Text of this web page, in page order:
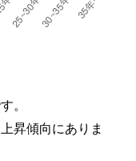
。
昇傾向にありま